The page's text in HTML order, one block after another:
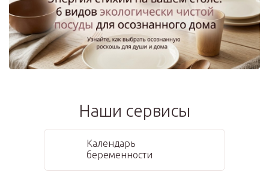
Наши сервисы
Календарь
беременности